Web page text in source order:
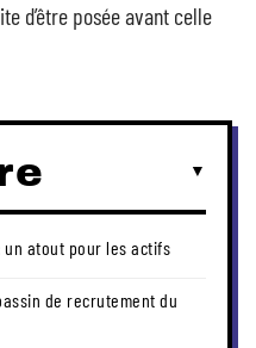
d’être posée avant celle
un atout pour les actifs
de recrutement du